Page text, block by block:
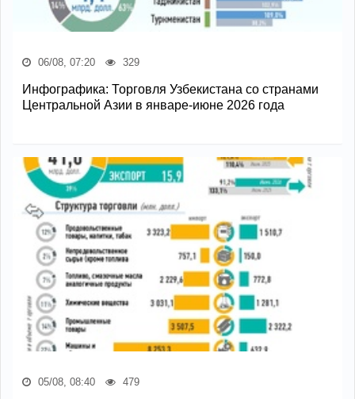
06/08, 07:20 329
Инфографика: Торговля Узбекистана со странами
Центральной Азии в январе-июне 2026 года
05/08, 08:40 479